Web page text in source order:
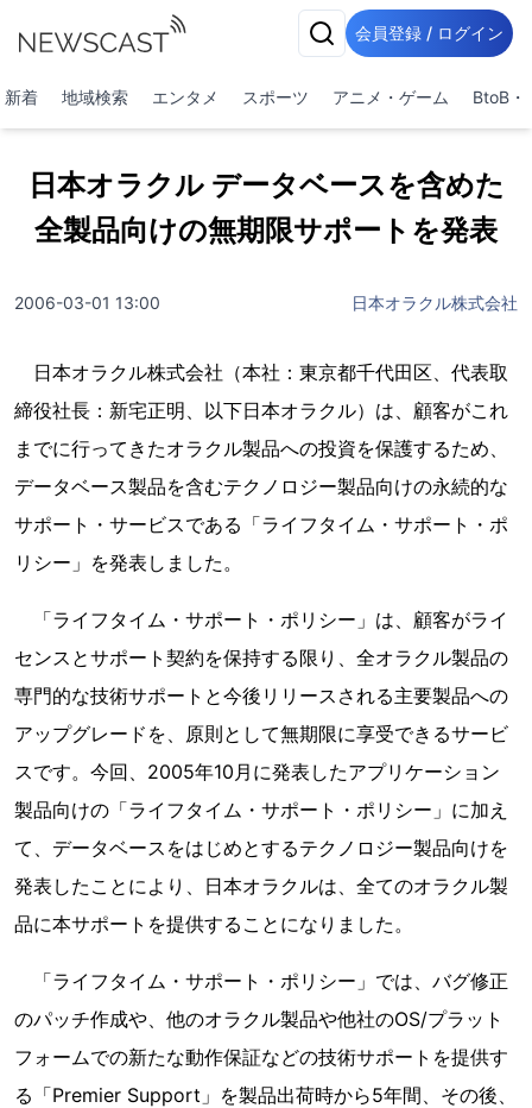
会員登録 / ログイン
新着 地域検索 エンタメ スポーツ アニメ・ゲーム BtoB・
日本オラクル データベースを含めた
全製品向けの無期限サポートを発表
2006-03-01 13:00 日本オラクル株式会社
日本オラクル株式会社（本社：東京都千代田区、代表取
締役社長：新宅正明、以下日本オラクル）は、顧客がこれ
までに行ってきたオラクル製品への投資を保護するため、
データベース製品を含むテクノロジー製品向けの永続的な
サポート・サービスである「ライフタイム・サポート・ポ
リシー」を発表しました。
「ライフタイム・サポート・ポリシー」は、顧客がライ
センスとサポート契約を保持する限り、全オラクル製品の
専門的な技術サポートと今後リリースされる主要製品への
アップグレードを、原則として無期限に享受できるサービ
スです。今回、2005年10月に発表したアプリケーション
製品向けの「ライフタイム・サポート・ポリシー」に加え
て、データベースをはじめとするテクノロジー製品向けを
発表したことにより、日本オラクルは、全てのオラクル製
品に本サポートを提供することになりました。
「ライフタイム・サポート・ポリシー」では、バグ修正
のパッチ作成や、他のオラクル製品や他社のOS/プラット
フォームでの新たな動作保証などの技術サポートを提供す
る「Premier Support」を製品出荷時から5年間、その後、